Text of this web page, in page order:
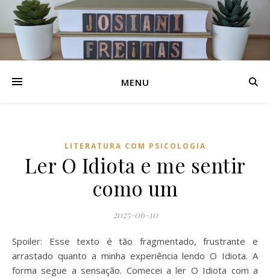
MENU
LITERATURA COM PSICOLOGIA
Ler O Idiota e me sentir
como um
2025-06-10
Spoiler: Esse texto é tão fragmentado, frustrante e
arrastado quanto a minha experiência lendo O Idiota. A
forma segue a sensação. Comecei a ler O Idiota com a